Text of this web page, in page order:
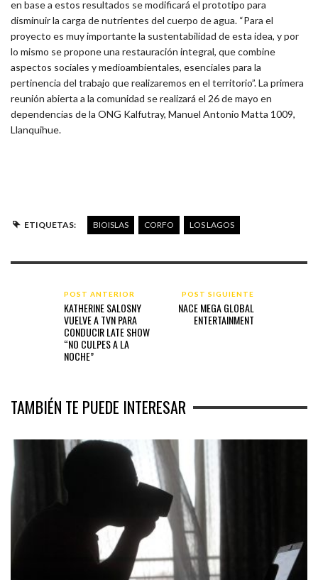
en base a estos resultados se modificará el prototipo para
disminuir la carga de nutrientes del cuerpo de agua. “Para el
proyecto es muy importante la sustentabilidad de esta idea, y por
lo mismo se propone una restauración integral, que combine
aspectos sociales y medioambientales, esenciales para la
pertinencia del trabajo que realizaremos en el territorio”. La primera
reunión abierta a la comunidad se realizará el 26 de mayo en
dependencias de la ONG Kalfutray, Manuel Antonio Matta 1009,
Llanquihue.
ETIQUETAS: BIOISLAS CORFO LOS LAGOS
POST ANTERIOR
KATHERINE SALOSNY
VUELVE A TVN PARA
CONDUCIR LATE SHOW
“NO CULPES A LA
NOCHE”
POST SIGUIENTE
NACE MEGA GLOBAL
ENTERTAINMENT
TAMBIÉN TE PUEDE INTERESAR